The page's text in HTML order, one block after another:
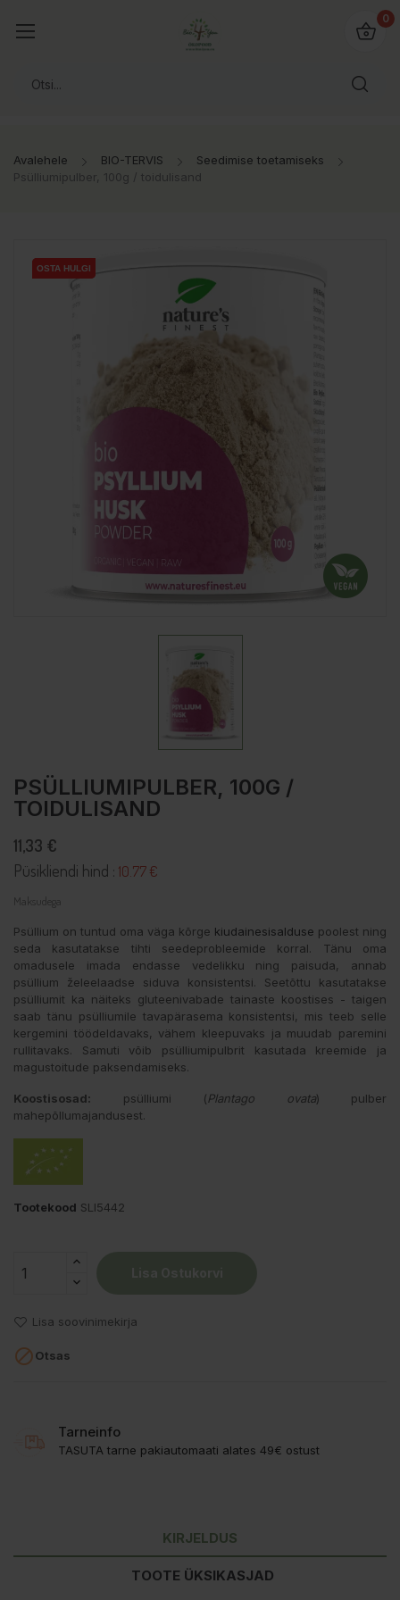
0
Avalehele BIO-TERVIS
Seedimise toetamiseks
Psülliumipulber, 100g / toidulisand
OSTA HULGI
OSTA HULGI
PSÜLLIUMIPULBER, 100G /
TOIDULISAND
11,33 €
Püsikliendi hind : 10.77 €
Maksudega
Psüllium on tuntud oma väga kõrge kiudainesisalduse poolest ning
seda kasutatakse tihti seedeprobleemide korral. Tänu oma
omadusele imada endasse vedelikku ning paisuda, annab
psüllium želeelaadse siduva konsistentsi. Seetõttu kasutatakse
psülliumit ka näiteks gluteenivabade tainaste koostises - taigen
saab tänu psülliumile tavapärasema konsistentsi, mis teeb selle
kergemini töödeldavaks, vähem kleepuvaks ja muudab paremini
rullitavaks. Samuti võib psülliumipulbrit kasutada kreemide ja
magustoitude paksendamiseks.
Koostisosad: psülliumi (Plantago ovata) pulber
mahepõllumajandusest.
Tootekood SLI5442
Lisa soovinimekirja
Otsas
Tarneinfo
TASUTA tarne pakiautomaati alates 49€ ostust
KIRJELDUS
TOOTE ÜKSIKASJAD